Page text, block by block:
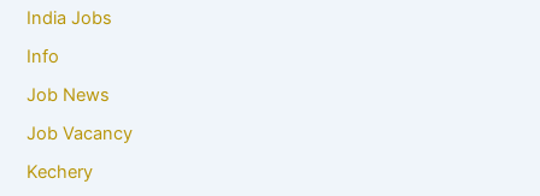
India Jobs
Info
Job News
Job Vacancy
Kechery